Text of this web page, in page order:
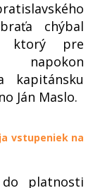
chýbal
ktorý pre
napokon
kapitánsku
Ján Maslo.
vstupeniek na
platnosti